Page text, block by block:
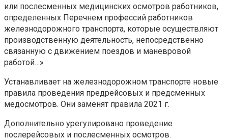
или послесменных медицинских осмотров работников,
определенных Перечнем профессий работников
железнодорожного транспорта, которые осуществляют
производственную деятельность, непосредственно
связанную с движением поездов и маневровой
работой…»
Устанавливает на железнодорожном транспорте новые
правила проведения предрейсовых и предсменных
медосмотров. Они заменят правила 2021 г.
Дополнительно урегулировано проведение
послерейсовых и послесменных осмотров.